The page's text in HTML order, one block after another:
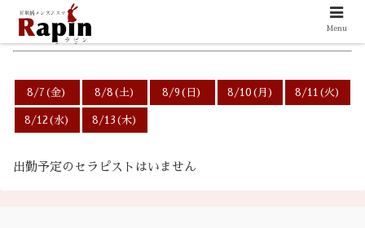
6/13(土)の出勤スケジュール
8/7(金) 8/8(土) 8/9(日) 8/10(月) 8/11(火)
8/12(水) 8/13(木)
出勤予定のセラピストはいません
Menu